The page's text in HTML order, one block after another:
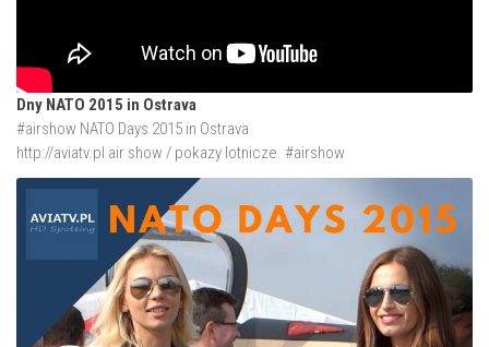
Dny NATO 2015 in Ostrava
#airshow NATO Days 2015 in Ostrava
http://aviatv.pl air show / pokazy lotnicze. #airshow